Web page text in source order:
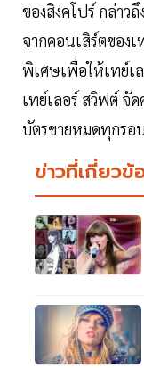
ของสิงคโปร์ กล่าว
จากคอนเสิร์ตของ
พิเศษเพื่อให้เทย์เ
เทย์เลอร์ สวิฟต์ จั
บัตรขายหมดทุกรอบ
ข่าวที่เกี่ยวข้